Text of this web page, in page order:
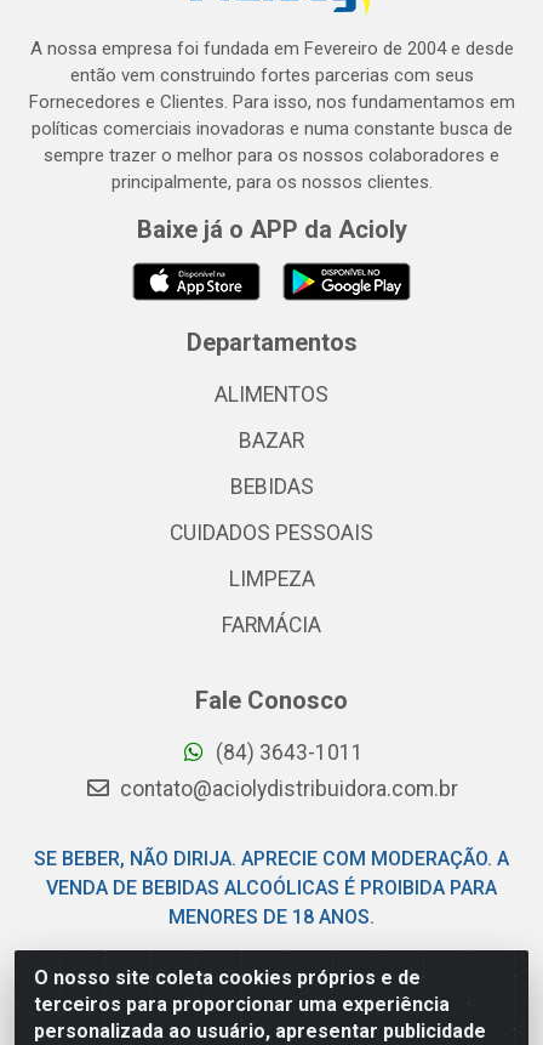
O nosso site coleta cookies próprios e de
terceiros para proporcionar uma experiência
personalizada ao usuário, apresentar publicidade
A nossa empresa foi fundada em Fevereiro de 2004 e desde
então vem construindo fortes parcerias com seus
Fornecedores e Clientes. Para isso, nos fundamentamos em
políticas comerciais inovadoras e numa constante busca de
sempre trazer o melhor para os nossos colaboradores e
principalmente, para os nossos clientes.
Baixe já o APP da Acioly
Departamentos
ALIMENTOS
BAZAR
BEBIDAS
CUIDADOS PESSOAIS
LIMPEZA
FARMÁCIA
Fale Conosco
(84) 3643-1011
contato@aciolydistribuidora.com.br
SE BEBER, NÃO DIRIJA. APRECIE COM MODERAÇÃO. A
VENDA DE BEBIDAS ALCOÓLICAS É PROIBIDA PARA
MENORES DE 18 ANOS.
Acioly Distribuidora - Av Piloto Pereira Tim - Parque de
Exposições - Parnamirim/RN - CEP 59146-480 - CNPJ